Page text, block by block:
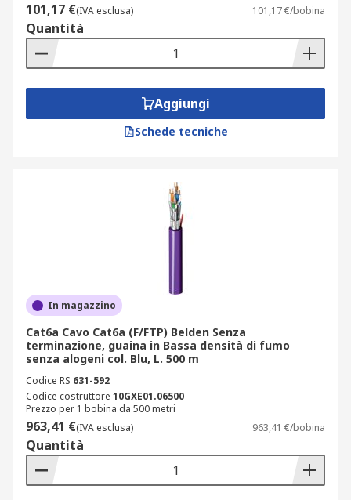
101,17 €(IVA esclusa) 101,17 €/bobina
Quantità
Aggiungi
Schede tecniche
In magazzino
Cat6a Cavo Cat6a (F/FTP) Belden Senza
terminazione, guaina in Bassa densità di fumo
senza alogeni col. Blu, L. 500 m
Codice RS 631-592
Codice costruttore 10GXE01.06500
Prezzo per 1 bobina da 500 metri
963,41 €(IVA esclusa) 963,41 €/bobina
Quantità